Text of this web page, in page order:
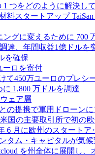
1 つをどのように解決し
スタートアップ
ングに変えるために 700
達、年間収益1億ドルを
を確保
ーロを寄付
て450万ユーロのプレシ
1,800 万ドルを調達
ェア層
の提携で軍用ドローン
米国の主要取引所で初
6 月に欧州のスタートア
タム・キャピタルが気
を州全体に展開し